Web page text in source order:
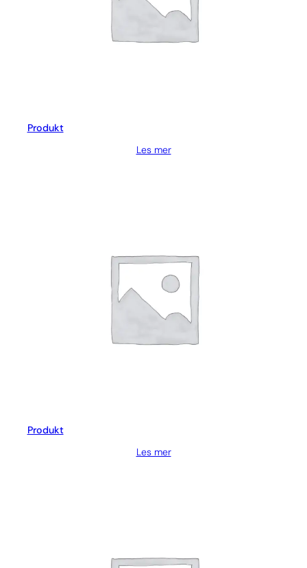
Produkt
Les mer
Produkt
Les mer